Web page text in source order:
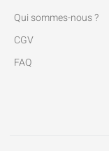
Qui sommes-nous ?
CGV
FAQ